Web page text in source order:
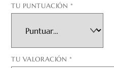
TU PUNTUACIÓN *
TU VALORACIÓN *